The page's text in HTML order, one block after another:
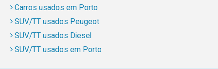
Carros usados em Porto
SUV/TT usados Peugeot
SUV/TT usados Diesel
SUV/TT usados em Porto